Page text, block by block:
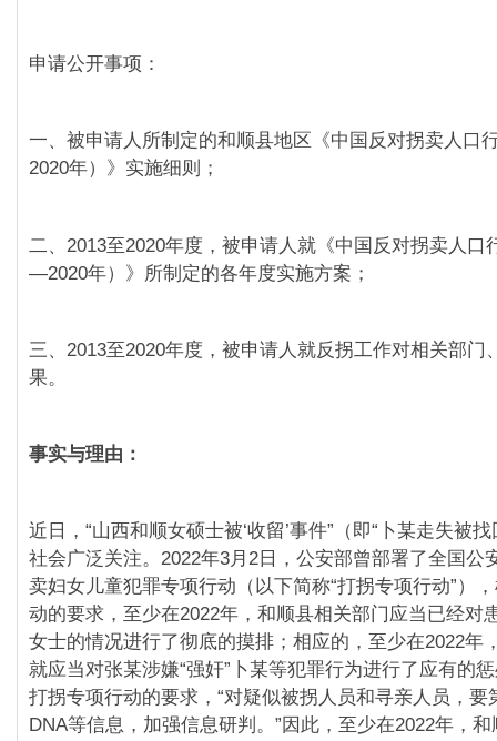
申请公开事项：
一、被申请人所制定的和顺县地区《中国反对拐卖人口
2020年）》实施细则；
二、2013至2020年度，被申请人就《中国反对拐卖人口
—2020年）》所制定的各年度实施方案；
三、2013至2020年度，被申请人就反拐工作对相关部门
果。
事实与理由：
近日，“山西和顺女硕士被‘收留’事件”（即“卜某走失被
社会广泛关注。2022年3月2日，公安部曾部署了全国公
卖妇女儿童犯罪专项行动（以下简称“打拐专项行动”）
动的要求，至少在2022年，和顺县相关部门应当已经对
女士的情况进行了彻底的摸排；相应的，至少在2022年
就应当对张某涉嫌“强奸”卜某等犯罪行为进行了应有的
打拐专项行动的要求，“对疑似被拐人员和寻亲人员，要
DNA等信息，加强信息研判。”因此，至少在2022年，